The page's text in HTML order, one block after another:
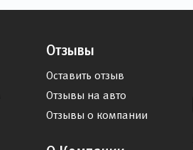
Отзывы
Оставить отзыв
Отзывы на авто
Отзывы о компании